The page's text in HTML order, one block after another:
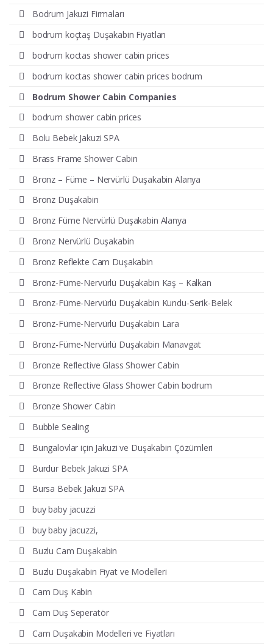
Bodrum Jakuzi Firmaları
bodrum koçtaş Duşakabin Fiyatları
bodrum koctas shower cabin prices
bodrum koctas shower cabin prices bodrum
Bodrum Shower Cabin Companies
bodrum shower cabin prices
Bolu Bebek Jakuzi SPA
Brass Frame Shower Cabin
Bronz – Füme – Nervürlü Duşakabin Alanya
Bronz Duşakabin
Bronz Füme Nervürlü Duşakabin Alanya
Bronz Nervürlü Duşakabin
Bronz Reflekte Cam Duşakabin
Bronz-Füme-Nervürlü Duşakabin Kaş – Kalkan
Bronz-Füme-Nervürlü Duşakabin Kundu-Serik-Belek
Bronz-Füme-Nervürlü Duşakabin Lara
Bronz-Füme-Nervürlü Duşakabin Manavgat
Bronze Reflective Glass Shower Cabin
Bronze Reflective Glass Shower Cabin bodrum
Bronze Shower Cabin
Bubble Sealing
Bungalovlar için Jakuzi ve Duşakabin Çözümleri
Burdur Bebek Jakuzi SPA
Bursa Bebek Jakuzi SPA
buy baby jacuzzi
buy baby jacuzzi,
Buzlu Cam Duşakabin
Buzlu Duşakabin Fiyat ve Modelleri
Cam Duş Kabin
Cam Duş Seperatör
Cam Duşakabin Modelleri ve Fiyatları